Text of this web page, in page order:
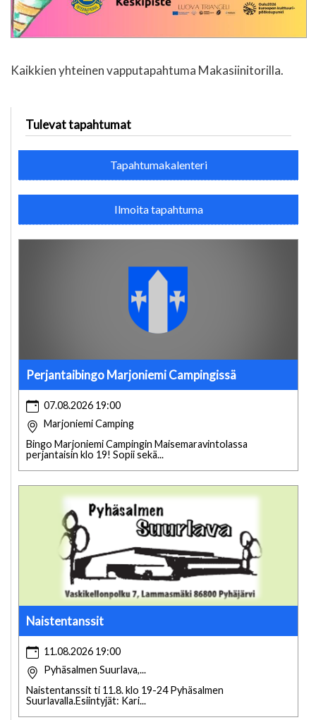
Kaikkien yhteinen vapputapahtuma Makasiinitorilla.
Tulevat tapahtumat
Tapahtumakalenteri
Ilmoita tapahtuma
Perjantaibingo Marjoniemi Campingissä
07.08.2026 19:00
Marjoniemi Camping
Bingo Marjoniemi Campingin Maisemaravintolassa
perjantaisin klo 19! Sopii sekä...
Naistentanssit
11.08.2026 19:00
Pyhäsalmen Suurlava,...
Naistentanssit ti 11.8. klo 19-24 Pyhäsalmen
Suurlavalla.Esiintyjät: Kari...